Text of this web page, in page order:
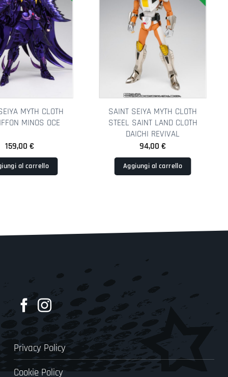
MYTH CLOTH
MINOS OCE
159,00 €
al carrello
SAINT SEIYA MYTH CLOTH
STEEL SAINT LAND CLOTH
DAICHI REVIVAL
94,00€
Aggiungi al carrello
Privacy Policy
Cookie Policy